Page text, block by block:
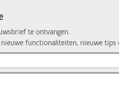
te ontvangen.
functionaliteiten, nieuwe tips